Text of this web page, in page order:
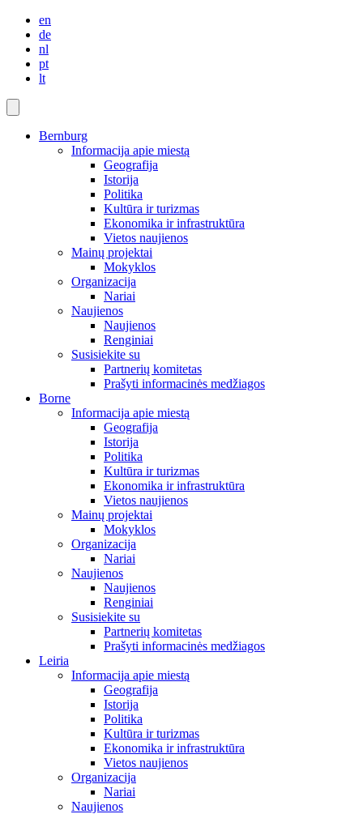
en
de
nl
pt
lt
Bernburg
Informacija apie miestą
Geografija
Istorija
Politika
Kultūra ir turizmas
Ekonomika ir infrastruktūra
Vietos naujienos
Mainų projektai
Mokyklos
Organizacija
Nariai
Naujienos
Naujienos
Renginiai
Susisiekite su
Partnerių komitetas
Prašyti informacinės medžiagos
Borne
Informacija apie miestą
Geografija
Istorija
Politika
Kultūra ir turizmas
Ekonomika ir infrastruktūra
Vietos naujienos
Mainų projektai
Mokyklos
Organizacija
Nariai
Naujienos
Naujienos
Renginiai
Susisiekite su
Partnerių komitetas
Prašyti informacinės medžiagos
Leiria
Informacija apie miestą
Geografija
Istorija
Politika
Kultūra ir turizmas
Ekonomika ir infrastruktūra
Vietos naujienos
Organizacija
Nariai
Naujienos